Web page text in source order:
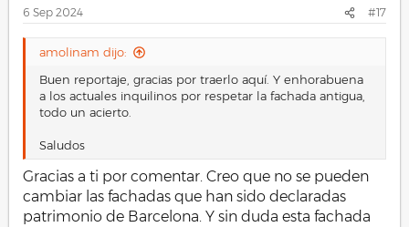
6 Sep 2024 #17
amolinam dijo:
Buen reportaje, gracias por traerlo aquí. Y enhorabuena
a los actuales inquilinos por respetar la fachada antigua,
todo un acierto.
Saludos
Gracias a ti por comentar. Creo que no se pueden
cambiar las fachadas que han sido declaradas
patrimonio de Barcelona. Y sin duda esta fachada